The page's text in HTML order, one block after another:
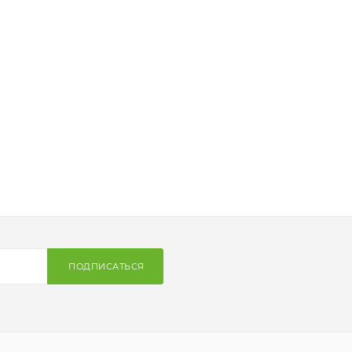
ПОДПИСАТЬСЯ